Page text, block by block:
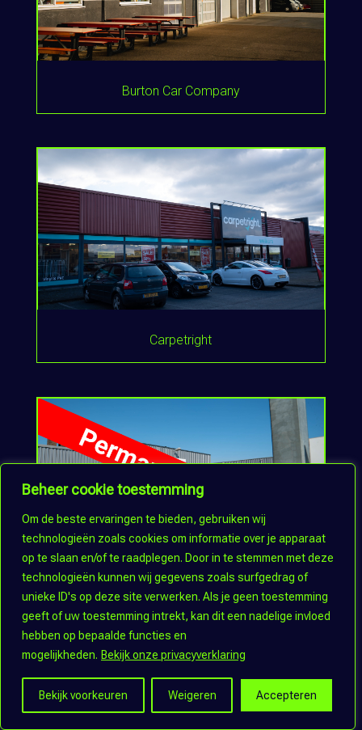
Beheer cookie toestemming
Om de beste ervaringen te bieden, gebruiken wij
technologieën zoals cookies om informatie over je apparaat
op te slaan en/of te raadplegen. Door in te stemmen met deze
technologieën kunnen wij gegevens zoals surfgedrag of
unieke ID's op deze site verwerken. Als je geen toestemming
geeft of uw toestemming intrekt, kan dit een nadelige invloed
hebben op bepaalde functies en
mogelijkheden. Bekijk onze privacyverklaring
Bekijk voorkeuren Weigeren Accepteren
Burton Car Company
Carpetright
Ced’or Badkamers